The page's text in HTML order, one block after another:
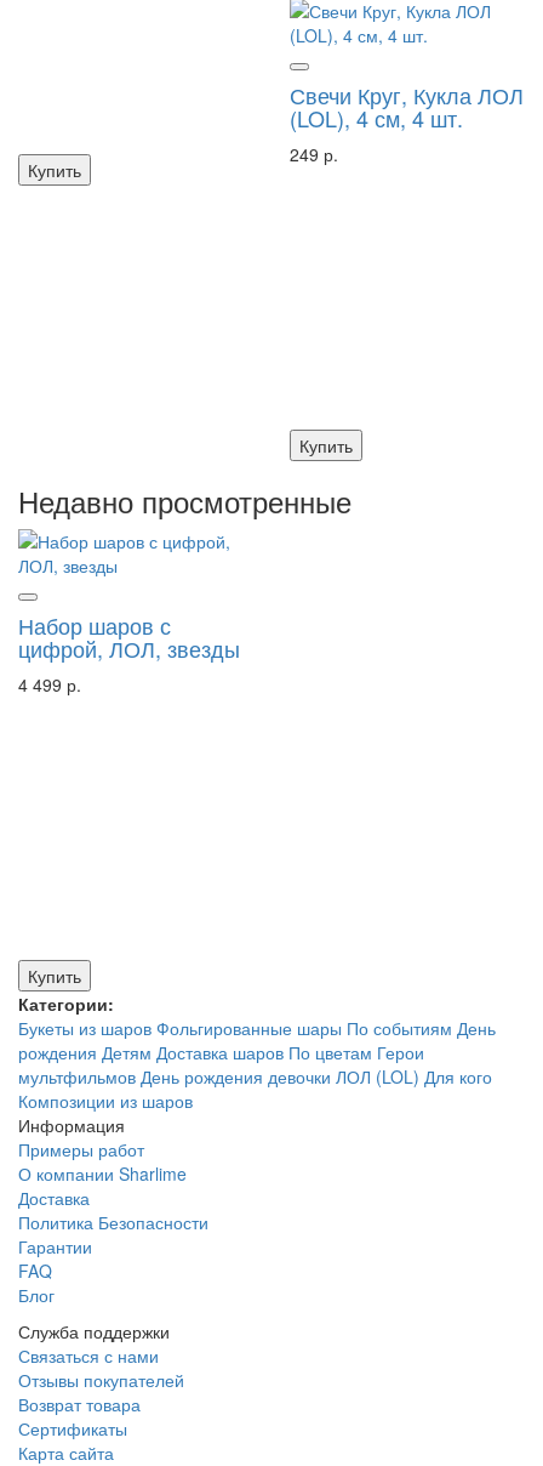
Купить
Свечи Круг, Кукла ЛОЛ
(LOL), 4 см, 4 шт.
249 р.
Купить
Недавно просмотренные
Набор шаров с
цифрой, ЛОЛ, звезды
4 499 р.
Купить
Категории:
Букеты из шаров Фольгированные шары По событиям День
рождения Детям Доставка шаров По цветам Герои
мультфильмов День рождения девочки ЛОЛ (LOL) Для кого
Композиции из шаров
Информация
Примеры работ
О компании Sharlime
Доставка
Политика Безопасности
Гарантии
FAQ
Блог
Служба поддержки
Связаться с нами
Отзывы покупателей
Возврат товара
Сертификаты
Карта сайта